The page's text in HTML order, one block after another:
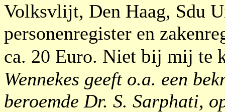
Volksvlijt, Den Haag, Sdu
personenregister en
ca. 20 Euro. Niet bij mij te
Wennekes geeft o.a. een
beroemde Dr. S. Sarphati,